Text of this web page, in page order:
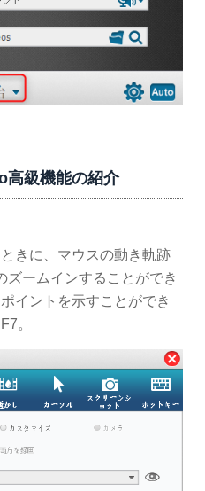
級機能の紹介
きに、マウスの動き軌跡
ズームインすることができ
イントを示すことができ
。